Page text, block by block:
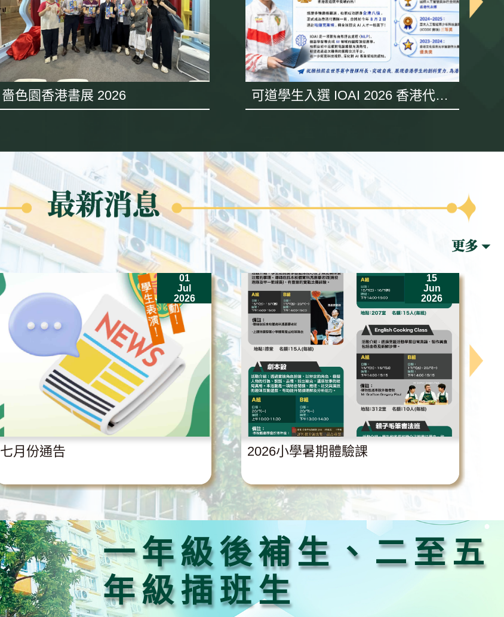
嗇色園香港書展 2026
可道學生入選 IOAI 2026 香港代表
隊 遠赴哈薩克斯坦出戰世界賽
01
Jul
2026
七月份通告
15
Jun
2026
2026小學暑期體驗課
一年級後補生、二至五
年級插班生